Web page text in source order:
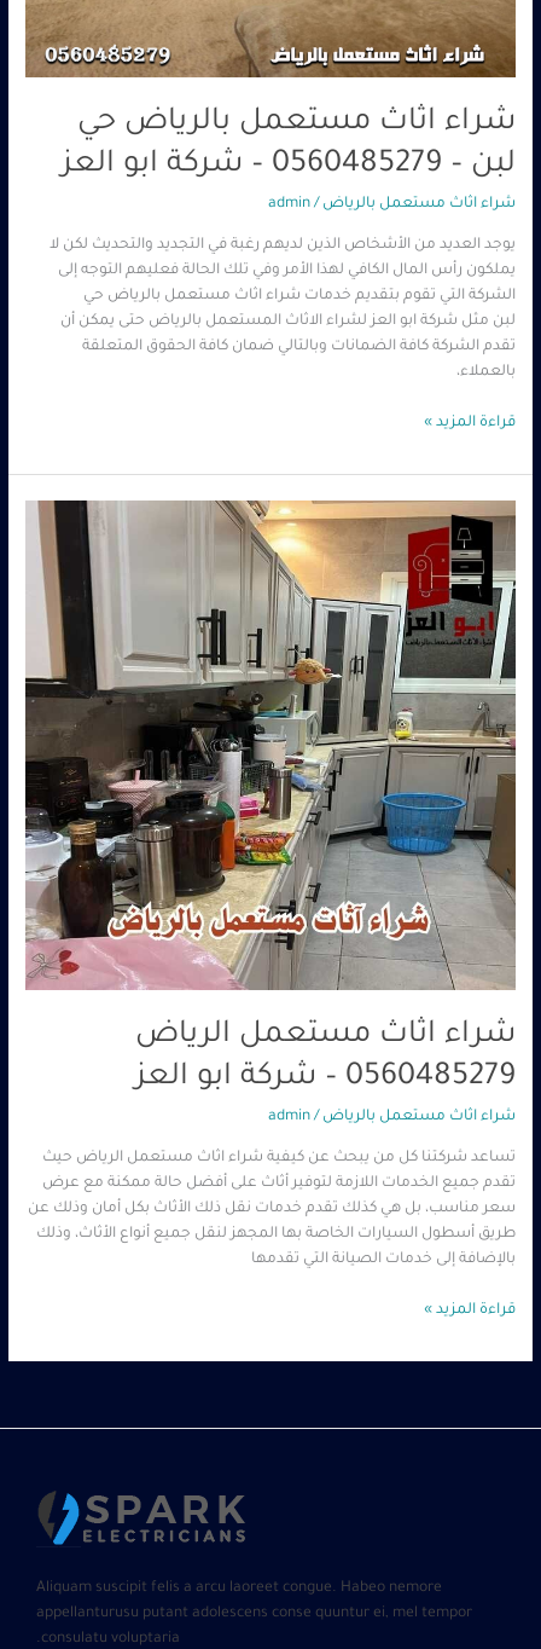
شراء اثاث مستعمل بالرياض حي
لبن – 0560485279 – شركة ابو العز
شراء اثاث مستعمل بالرياض /
admin
يوجد العديد من الأشخاص الذين لديهم رغبة في التجديد والتحديث لكن لا
يملكون رأس المال الكافي لهذا الأمر وفي تلك الحالة فعليهم التوجه إلى
الشركة التي تقوم بتقديم خدمات شراء اثاث مستعمل بالرياض حي
لبن مثل شركة ابو العز لشراء الاثاث المستعمل بالرياض حتى يمكن أن
تقدم الشركة كافة الضمانات وبالتالي ضمان كافة الحقوق المتعلقة
بالعملاء،
قراءة المزيد »
شراء اثاث مستعمل الرياض
0560485279 – شركة ابو العز
شراء اثاث مستعمل بالرياض /
admin
تساعد شركتنا كل من يبحث عن كيفية شراء اثاث مستعمل الرياض حيث
تقدم جميع الخدمات اللازمة لتوفير أثاث على أفضل حالة ممكنة مع عرض
سعر مناسب، بل هي كذلك تقدم خدمات نقل ذلك الأثاث بكل أمان وذلك عن
طريق أسطول السيارات الخاصة بها المجهز لنقل جميع أنواع الأثاث، وذلك
بالإضافة إلى خدمات الصيانة التي تقدمها
مستعمل
الرياض
0560485279
–
شركة
ابو
العز
قراءة المزيد »
Aliquam suscipit felis a arcu laoreet congue. Habeo nemore
appellanturusu putant adolescens conse quuntur ei, mel tempor
consulatu voluptaria.